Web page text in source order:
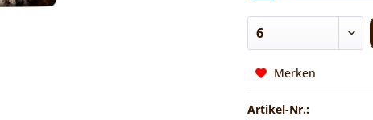
Merken
Artikel-Nr.: